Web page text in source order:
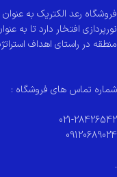
فروشگاه رعد الکتریک به
نورپردازی افتخار دارد تا به
منطقه در راستای اهداف
شماره تماس های فروشگاه :
021-28426542
09120689024
.